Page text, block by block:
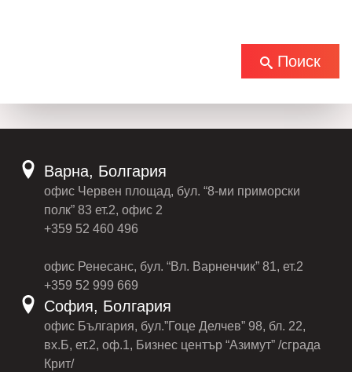
Поиск
Варна, Болгария
офис Червен площад, бул. “8-ми приморски
полк” 83 ет.2, офис 2
+359 52 460 496
офис Ренесанс, бул. “Вл. Варненчик” 81, ет.2
+359 52 999 669
София, Болгария
офис България, бул.”Гоце Делчев” 98, бл. 22,
вх.Б, ет.2, оф.1, Бизнес център “Азимут” /сграда
Крит/